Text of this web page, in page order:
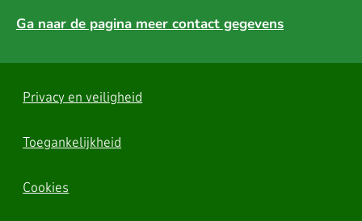
Ga naar de pagina meer contact gegevens
Privacy en veiligheid
Toegankelijkheid
Cookies